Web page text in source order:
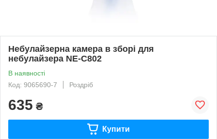
Небулайзерна камера в зборі для
небулайзера NE-C802
В наявності
Код: 9065690-7
Роздріб
635 ₴
Купити